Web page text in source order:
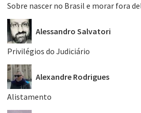
Sobre nascer no Brasil e morar fora
Alessandro Salvatori
Privilégios do Judiciário
Alexandre Rodrigues
Alistamento